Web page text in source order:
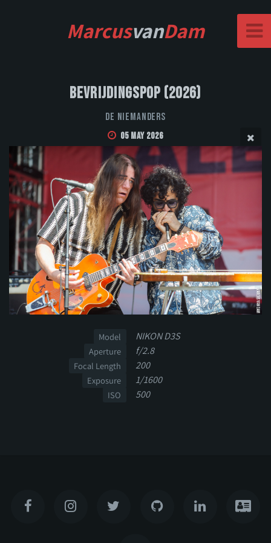
MarcusvanDam
Bevrijdingspop (2026)
De Niemanders
05 May 2026
Model NIKON D3S
Aperture f/2.8
Focal Length 200
Exposure 1/1600
ISO 500